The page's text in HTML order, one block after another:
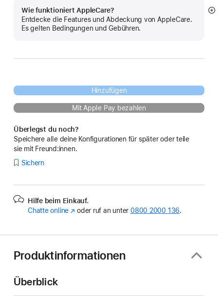
Wie funktioniert AppleCare?
Entdecke die Features und Abdeckung von AppleCare.
Es gelten Bedingungen und Gebühren.
Hinzufügen
Mit Apple Pay bezahlen
Überlegst du noch?
Speichere alle deine Konfigurationen für später oder teile
sie mit Freund:innen.
Sichern
Hilfe beim Einkauf.
Chatte online (Öffnet
oder ruf an unter 0800 2000 136.
Produktinformationen
Überblick